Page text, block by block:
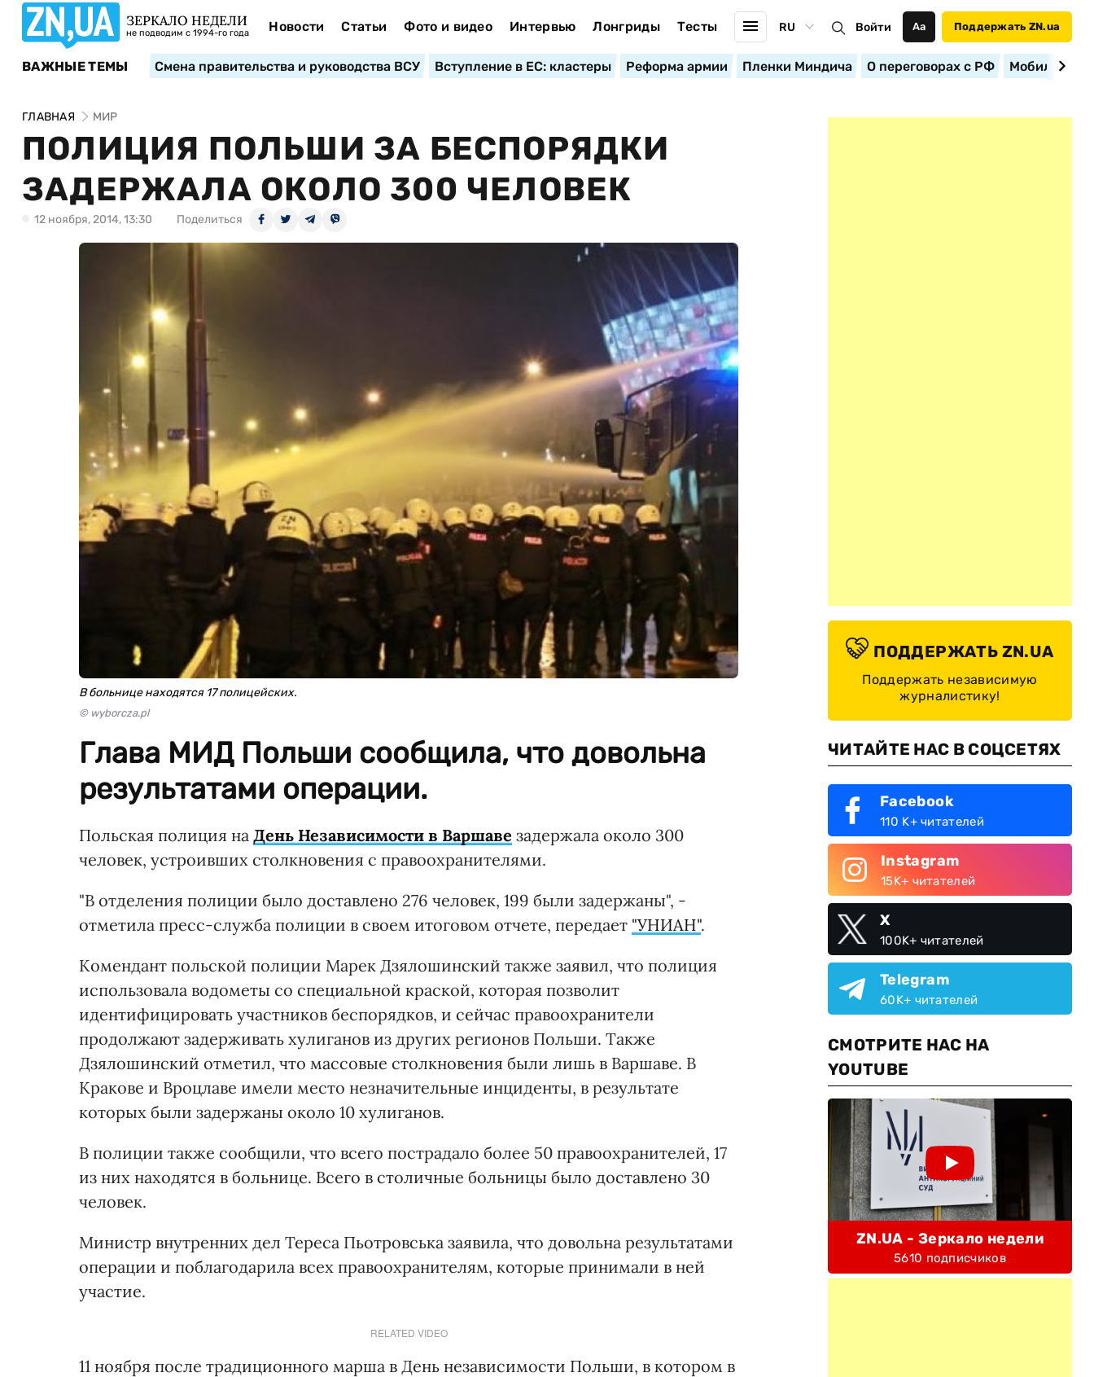
ЗЕРКАЛО НЕДЕЛИ
не подводим с 1994-го года Новости Статьи Фото и видео Интервью Лонгриды Тесты RU Войти Аа Поддержать ZN.ua
ВАЖНЫЕ ТЕМЫ Смена правительства и руководства ВСУ Вступление в ЕС: кластеры Реформа армии Пленки Миндича О переговорах с РФ
ГЛАВНАЯ МИР
ПОЛИЦИЯ ПОЛЬШИ ЗА БЕСПОРЯДКИ
ЗАДЕРЖАЛА ОКОЛО 300 ЧЕЛОВЕК
12 ноября, 2014, 13:30 Поделиться
В больнице находятся 17 полицейских.
© wyborcza.pl
Глава МИД Польши сообщила, что довольна
результатами операции.
Польская полиция на День Независимости в Варшаве задержала около 300
человек, устроивших столкновения с правоохранителями.
"В отделения полиции было доставлено 276 человек, 199 были задержаны", -
отметила пресс-служба полиции в своем итоговом отчете, передает "УНИАН".
Комендант польской полиции Марек Дзялошинский также заявил, что полиция
использовала водометы со специальной краской, которая позволит
идентифицировать участников беспорядков, и сейчас правоохранители
продолжают задерживать хулиганов из других регионов Польши. Также
Дзялошинский отметил, что массовые столкновения были лишь в Варшаве. В
Кракове и Вроцлаве имели место незначительные инциденты, в результате
которых были задержаны около 10 хулиганов.
В полиции также сообщили, что всего пострадало более 50 правоохранителей, 17
из них находятся в больнице. Всего в столичные больницы было доставлено 30
человек.
Министр внутренних дел Тереса Пьотровська заявила, что довольна результатами
операции и поблагодарила всех правоохранителям, которые принимали в ней
участие.
RELATED VIDEO
11 ноября после традиционного марша в День независимости Польши, в котором в
ПОДДЕРЖАТЬ ZN.UA
Поддержать независимую
журналистику!
ЧИТАЙТЕ НАС В СОЦСЕТЯХ
Facebook
110 K+ читателей
Instagram
15K+ читателей
X
100K+ читателей
Telegram
60K+ читателей
СМОТРИТЕ НАС НА
YOUTUBE
ZN.UA - Зеркало недели
5610 подписчиков